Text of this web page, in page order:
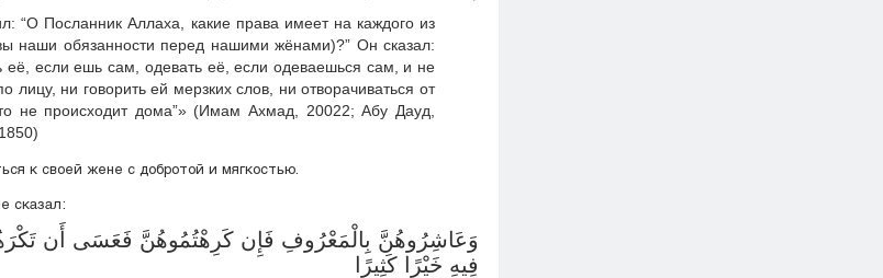
“О Посланник Аллаха, какие права имеет на каждого из
наши обязанности перед нашими жёнами)?” Он сказал:
её, если ешь сам, одевать её, если одеваешься сам, и не
лицу, ни говорить ей мерзких слов, ни отворачиваться от
не происходит дома”» (Имам Ахмад, 20022; Абу Дауд,
к своей жене с добротой и мягкостью.
сказал:
وَعَاشِرُوهُنَّ بِالْمَعْرُوفِ فَإِن كَرِهْتُمُوهُنَّ فَعَسَى أَن
فِيهِ خَيْرًا كَثِيرًا